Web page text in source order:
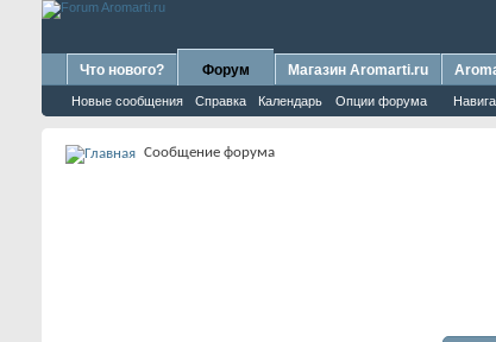
Что нового? Форум
Новые сообщения Справка Календарь Опции форума
Магазин Aromarti.ru
Сообщение форума